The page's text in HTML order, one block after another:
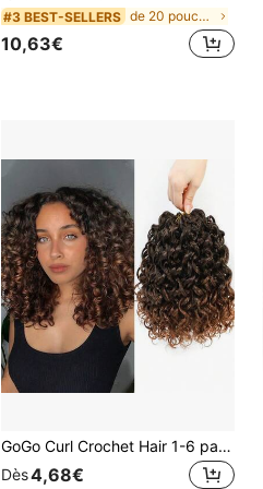
#3 BEST-SELLERS de 20 pouces Extensions synthétiques
10,63€
GoGo Curl Crochet Hair 1-6 paquets Cheveux Crochetés Vague d'Eau 10/14/18/22 Pouces Cheveux Crochetés Bouclés Pour Femmes Boucles De Plage Courtes Cheveux Crochetés Synthétiques Extensions De Cheveux Torsadés Profonds
Dès4,68€